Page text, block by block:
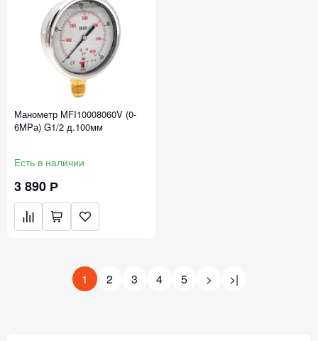
Манометр MFI10008060V (0-
6MPа) G1/2 д.100мм
Есть в наличии
3 890 Р
1 2 3 4 5 > >|